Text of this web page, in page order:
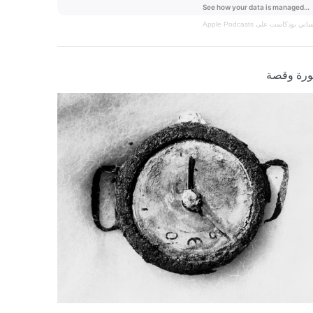
بودكاست على Apple Podcasts
وقصة